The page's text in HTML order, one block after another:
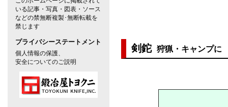
剣鉈 狩猟・キャンプに
いる記事・写真・図表・ソース
などの禁無断複製･無断転載を
禁じます
プライバシーステートメント
個人情報の保護、
安全についてのご説明